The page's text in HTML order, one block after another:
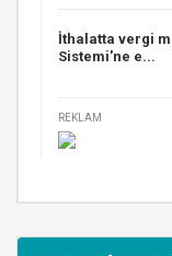
İthalatta vergi
Sistemi'ne e...
REKLAM